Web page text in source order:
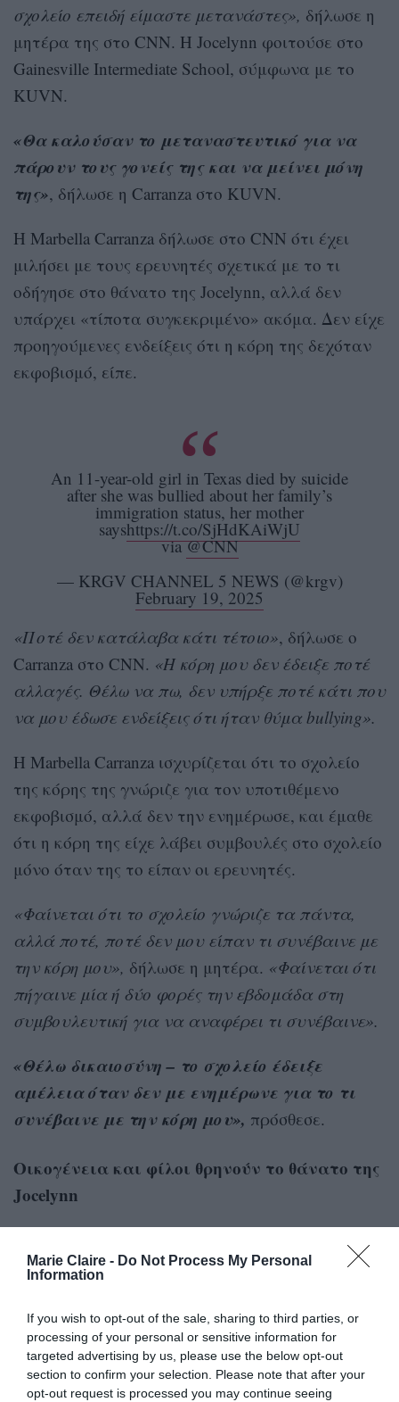
Marie Claire - Do Not Process My Personal
Information
If you wish to opt-out of the sale, sharing to third parties, or
processing of your personal or sensitive information for
targeted advertising by us, please use the below opt-out
section to confirm your selection. Please note that after your
opt-out request is processed you may continue seeing
σχολείο επειδή είμαστε μετανάστες», δήλωσε η
μητέρα της στο CNN. Η Jocelynn φοιτούσε στο
Gainesville Intermediate School, σύμφωνα με το
KUVN.
«Θα καλούσαν το μεταναστευτικό για να
πάρουν τους γονείς της και να μείνει μόνη
της», δήλωσε η Carranza στο KUVN.
Η Marbella Carranza δήλωσε στο CNN ότι έχει
μιλήσει με τους ερευνητές σχετικά με το τι
οδήγησε στο θάνατο της Jocelynn, αλλά δεν
υπάρχει «τίποτα συγκεκριμένο» ακόμα. Δεν είχε
προηγούμενες ενδείξεις ότι η κόρη της δεχόταν
εκφοβισμό, είπε.
An 11-year-old girl in Texas died by suicide
after she was bullied about her family’s
immigration status, her mother
sayshttps://t.co/SjHdKAiWjU
via@CNN
— KRGV CHANNEL 5 NEWS (@krgv)
February 19, 2025
«Ποτέ δεν κατάλαβα κάτι τέτοιο», δήλωσε ο
Carranza στο CNN. «Η κόρη μου δεν έδειξε ποτέ
αλλαγές. Θέλω να πω, δεν υπήρξε ποτέ κάτι που
να μου έδωσε ενδείξεις ότι ήταν θύμα bullying».
Η Marbella Carranza ισχυρίζεται ότι το σχολείο
της κόρης της γνώριζε για τον υποτιθέμενο
εκφοβισμό, αλλά δεν την ενημέρωσε, και έμαθε
ότι η κόρη της είχε λάβει συμβουλές στο σχολείο
μόνο όταν της το είπαν οι ερευνητές.
«Φαίνεται ότι το σχολείο γνώριζε τα πάντα,
αλλά ποτέ, ποτέ δεν μου είπαν τι συνέβαινε με
την κόρη μου», δήλωσε η μητέρα. «Φαίνεται ότι
πήγαινε μία ή δύο φορές την εβδομάδα στη
συμβουλευτική για να αναφέρει τι συνέβαινε».
«Θέλω δικαιοσύνη – το σχολείο έδειξε
αμέλεια όταν δεν με ενημέρωνε για το τι
συνέβαινε με την κόρη μου», πρόσθεσε.
Οικογένεια και φίλοι θρηνούν το θάνατο της
Jocelynn
Εκατοντάδες φίλοι και μέλη της οικογένειας,
ανάμεσά τους πολλά παιδιά, γέμισαν την
κηδεία της Jocelyn φορώντας λευκές μπλούζες
και με τη φωτογραφία της στα χέρια. Ορισμένοι
φορούσαν φορούσαν παστέλ αποχρώσεις του